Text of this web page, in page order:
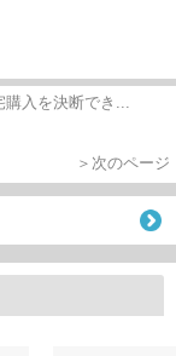
購入を決断でき...
＞次のページ